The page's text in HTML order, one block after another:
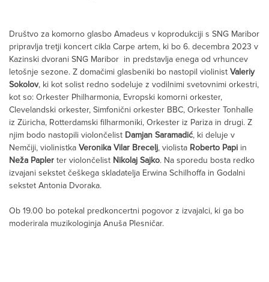
Društvo za komorno glasbo Amadeus v koprodukciji s SNG Maribor
pripravlja tretji koncert cikla Carpe artem, ki bo 6. decembra 2023 v
Kazinski dvorani SNG Maribor in predstavlja enega od vrhuncev
letošnje sezone. Z domačimi glasbeniki bo nastopil violinist Valeriy
Sokolov, ki kot solist redno sodeluje z vodilnimi svetovnimi orkestri,
kot so: Orkester Philharmonia, Evropski komorni orkester,
Clevelandski orkester, Simfonični orkester BBC, Orkester Tonhalle
iz Züricha, Rotterdamski filharmoniki, Orkester iz Pariza in drugi. Z
njim bodo nastopili violončelist Damjan Saramadić, ki deluje v
Nemčiji, violinistka Veronika Vilar Brecelj, violista Roberto Papi in
Neža Papler ter violončelist Nikolaj Sajko. Na sporedu bosta redko
izvajani sekstet češkega skladatelja Erwina Schilhoffa in Godalni
sekstet Antonia Dvoraka.
Ob 19.00 bo potekal predkoncertni pogovor z izvajalci, ki ga bo
moderirala muzikologinja Anuša Plesničar.